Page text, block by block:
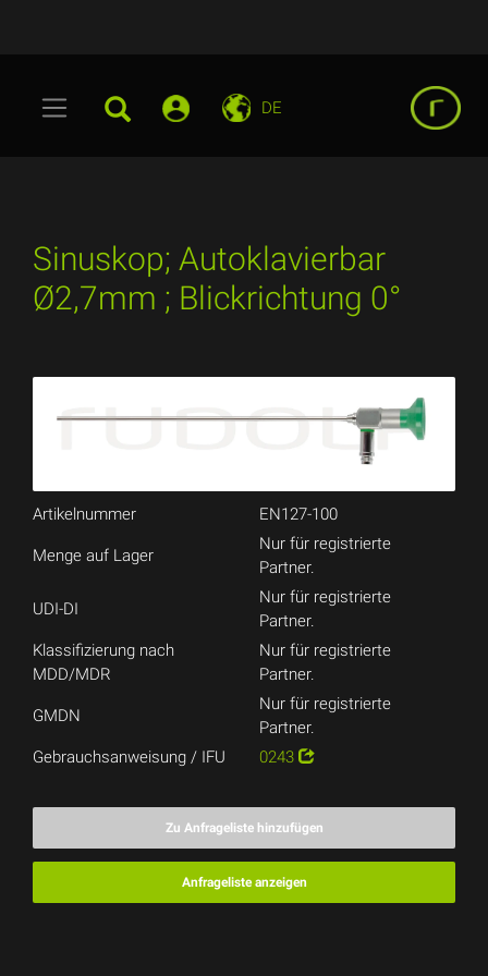
DE
Sinuskop; Autoklavierbar
Ø2,7mm ; Blickrichtung 0°
Artikelnummer EN127-100
Menge auf Lager
Nur für registrierte
Partner.
UDI-DI
Nur für registrierte
Partner.
Klassifizierung nach
MDD/MDR
Nur für registrierte
Partner.
GMDN
Nur für registrierte
Partner.
Gebrauchsanweisung / IFU
0243
Zu Anfrageliste hinzufügen
Anfrageliste anzeigen